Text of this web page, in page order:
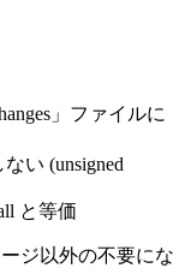
」ファイルに
い (unsigned
と等価
ジ以外の不要にな